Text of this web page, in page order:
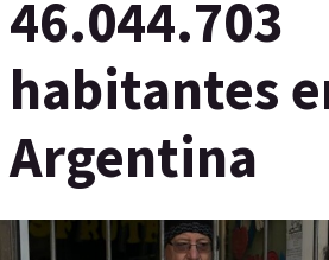
46.044.703
habitantes
Argentina